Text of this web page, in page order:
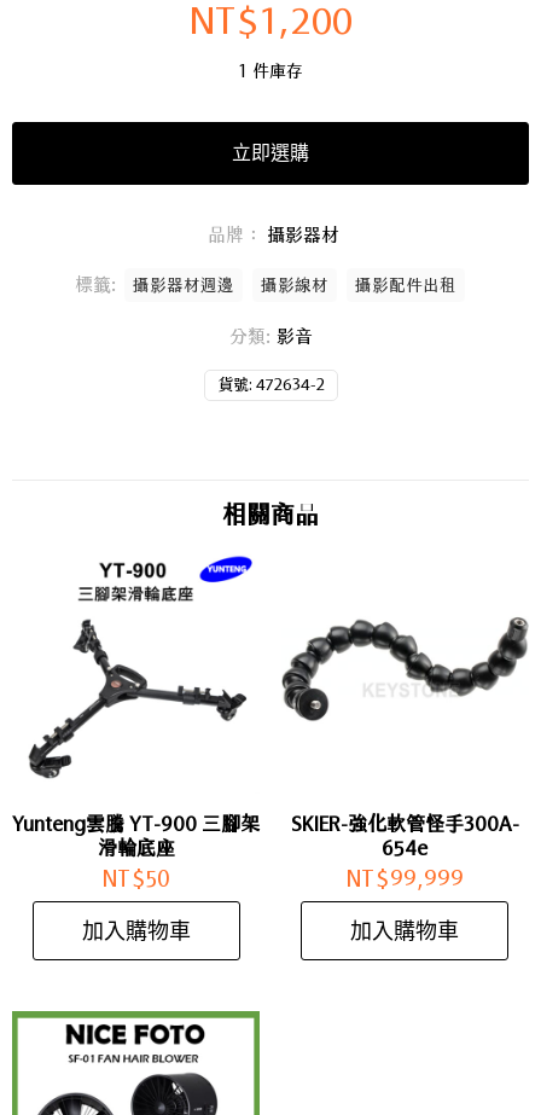
NT$1,200
1 件庫存
立即選購
貨號: 472634-2
分類: 影音
標籤: 攝影器材週邊 攝影線材 攝影配件出租
品牌： 攝影器材
相關商品
Yunteng雲騰 YT-900 三腳架
滑輪底座
NT$50
加入購物車
SKIER-強化軟管怪手300A-
654e
NT$99,999
加入購物車